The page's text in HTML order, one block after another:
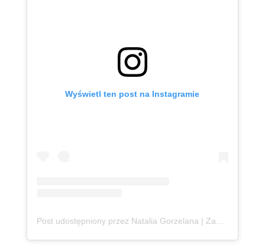
Wyświetl ten post na Instagramie